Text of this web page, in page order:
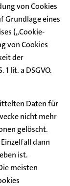
von Cookies
Grundlage eines
(„Cookie-
von Cookies
der
1 lit. a DSGVO.
Daten für
nicht mehr
gelöscht.
dann
ist.
meisten